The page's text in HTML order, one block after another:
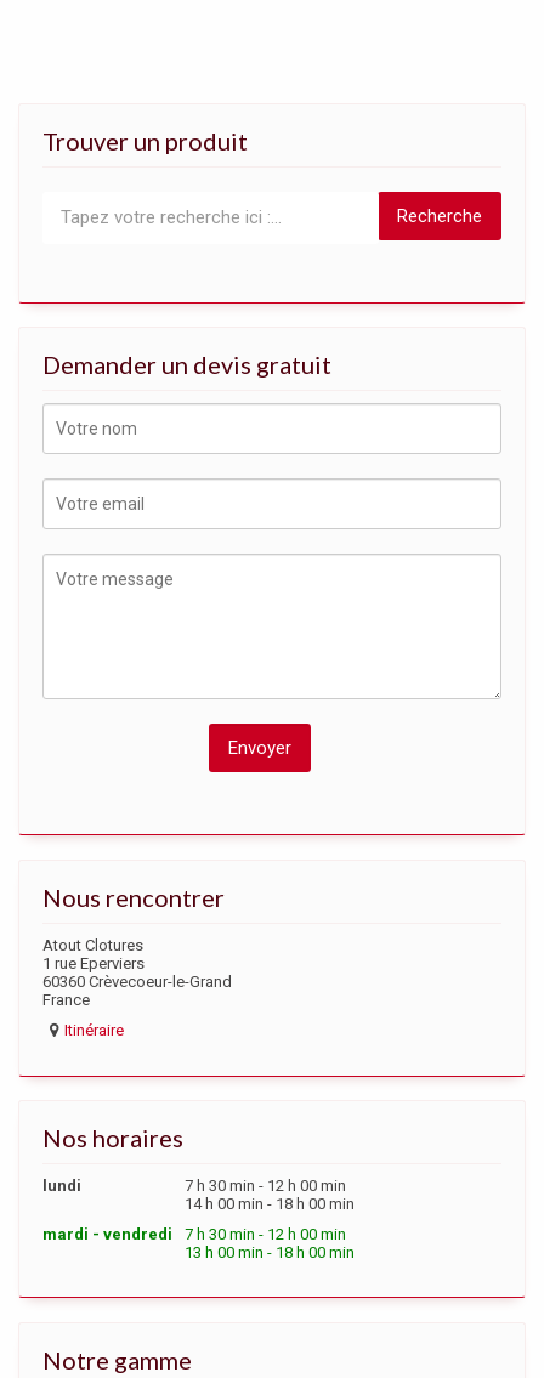
Trouver un produit
Recherche
Demander un devis gratuit
Nous rencontrer
Atout Clotures
1 rue Eperviers
60360 Crèvecoeur-le-Grand
France
Itinéraire
Nos horaires
lundi
7 h 30 min - 12 h 00 min
14 h 00 min - 18 h 00 min
mardi - vendredi
7 h 30 min - 12 h 00 min
13 h 00 min - 18 h 00 min
Notre gamme